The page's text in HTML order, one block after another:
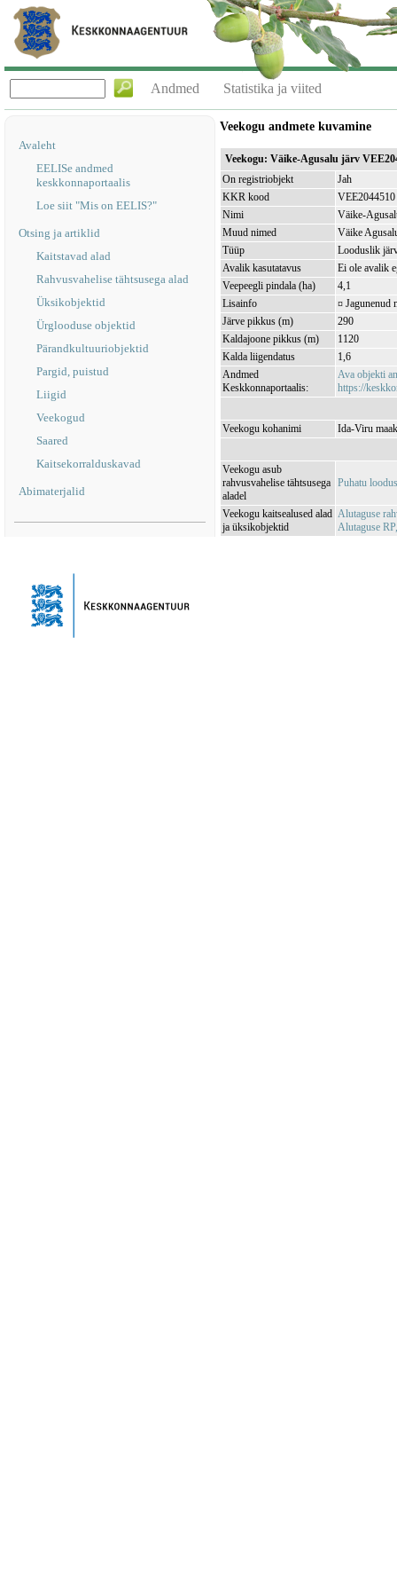
Andmed Statistika ja viited
Avaleht
EELISe andmed
keskkonnaportaalis
Loe siit "Mis on EELIS?"
Otsing ja artiklid
Kaitstavad alad
Rahvusvahelise tähtsusega alad
Üksikobjektid
Ürglooduse objektid
Pärandkultuuriobjektid
Pargid, puistud
Liigid
Veekogud
Saared
Kaitsekorralduskavad
Abimaterjalid
Veekogu andmete kuvamine
Veekogu: Väike-Agusalu järv
On registriobjekt
Jah
KKR kood
VEE2044510
Nimi
Väike-
Muud nimed
Väike
Tüüp
Looduslik
Avalik kasutatavus
Ei ole avalik
Veepeegli pindala (ha)
4,1
Lisainfo
¤ Jagunenud
Järve pikkus (m)
290
Kaldajoone pikkus (m)
1120
Kalda liigendatus
1,6
Andmed
Keskkonnaportaalis:
Ava objekti
https://
Veekogu kohanimi Ida-Viru
Veekogu asub
rahvusvahelise tähtsusega
aladel
Puhatu
Veekogu kaitsealused alad
ja üksikobjektid
Alutaguse
Alutaguse